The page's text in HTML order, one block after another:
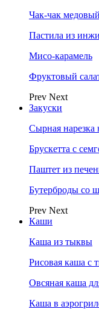
Чак-чак медовый
Пастила из
Мисо-карамель
Фруктовый
Prev Next
Закуски
Сырная
Брускетта с
Паштет из
Бутерброды со
Prev Next
Каши
Каша из тыквы
Рисовая каша с
Овсяная каша
Каша в